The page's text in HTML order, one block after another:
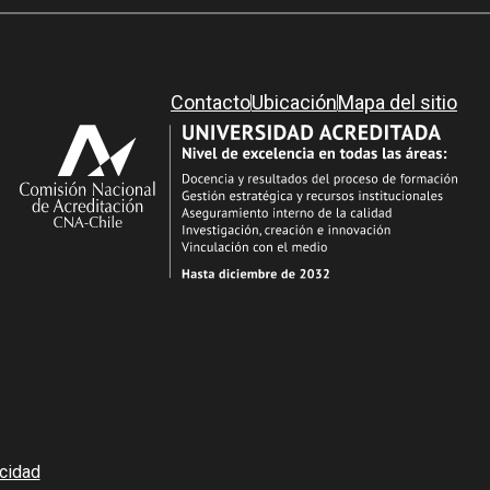
ContactoUbicaciónMapa del sitio